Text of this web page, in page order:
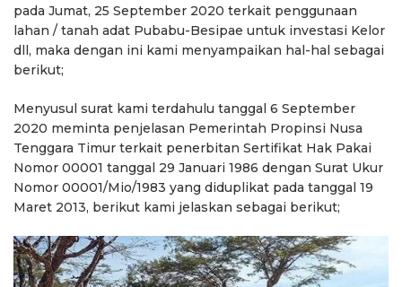
pada Jumat, 25 September 2020 terkait penggunaan
lahan / tanah adat Pubabu-Besipae untuk investasi Kelor
dll, maka dengan ini kami menyampaikan hal-hal sebagai
berikut;
Menyusul surat kami terdahulu tanggal 6 September
2020 meminta penjelasan Pemerintah Propinsi Nusa
Tenggara Timur terkait penerbitan Sertifikat Hak Pakai
Nomor 00001 tanggal 29 Januari 1986 dengan Surat Ukur
Nomor 00001/Mio/1983 yang diduplikat pada tanggal 19
Maret 2013, berikut kami jelaskan sebagai berikut;